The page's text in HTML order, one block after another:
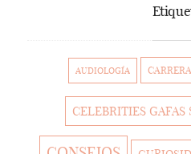
AUDIOLOGÍA CARRERA
CELEBRITIES GAFAS